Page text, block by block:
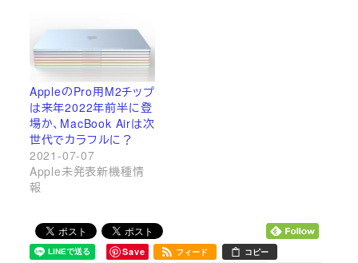
AppleのPro用M2チップ
は来年2022年前半に登
場か、MacBook Airは次
世代でカラフルに？
2021-07-07
Apple未発表新機種情
報
Save フィード コピー